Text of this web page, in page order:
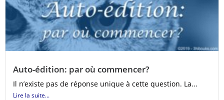
Auto-édition: par où commencer?
Il n’existe pas de réponse unique à cette question. La...
Lire la suite...